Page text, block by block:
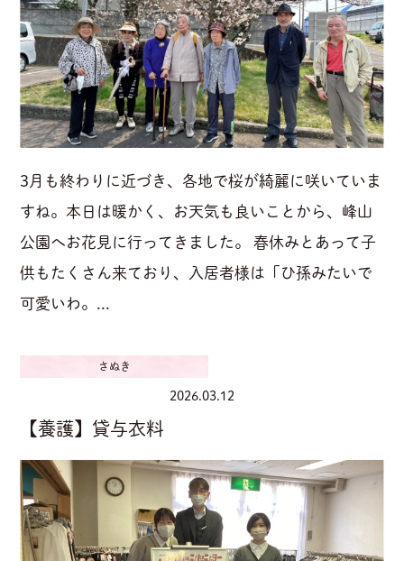
3月も終わりに近づき、各地で桜が綺麗に咲いていま
すね。本日は暖かく、お天気も良いことから、峰山
公園へお花見に行ってきました。 春休みとあって子
供もたくさん来ており、入居者様は「ひ孫みたいで
可愛いわ。...
さぬき
2026.03.12
【養護】貸与衣料